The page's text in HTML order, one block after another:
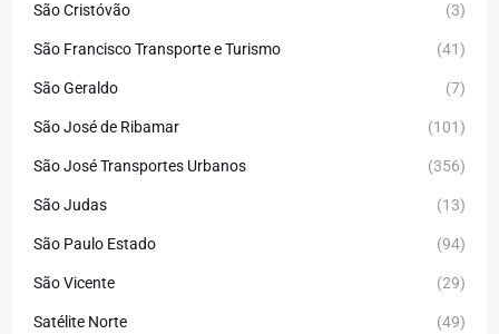
São Cristóvão (3)
São Francisco Transporte e Turismo (41)
São Geraldo (7)
São José de Ribamar (101)
São José Transportes Urbanos (356)
São Judas (13)
São Paulo Estado (94)
São Vicente (29)
Satélite Norte (49)